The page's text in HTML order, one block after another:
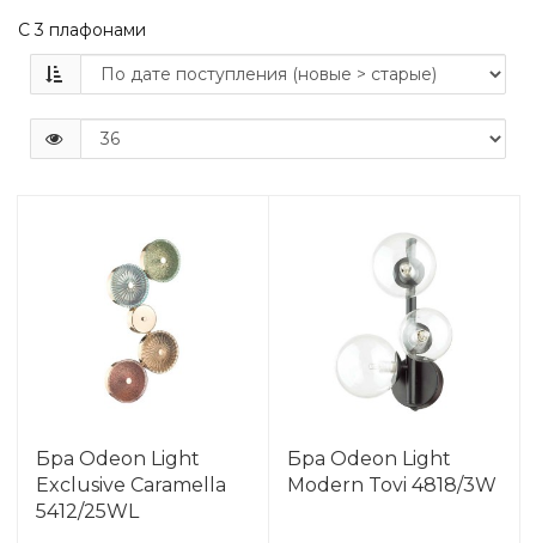
С 3 плафонами
Бра Odeon Light
Exclusive Caramella
5412/25WL
Бра Odeon Light
Modern Tovi 4818/3W